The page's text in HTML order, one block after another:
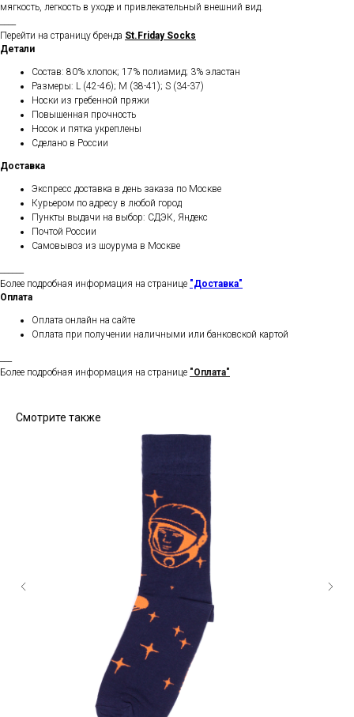
мягкость, легкость в уходе и привлекательный внешний вид.
Перейти на страницу бренда St.Friday Socks
Детали
Состав: 80% хлопок; 17% полиамид; 3% эластан
Размеры: L (42-46); M (38-41); S (34-37)
Носки из гребенной пряжи
Повышенная прочность
Носок и пятка укреплены
Сделано в России
Доставка
Экспресс доставка в день заказа по Москве
Курьером по адресу в любой город
Пункты выдачи на выбор: СДЭК, Яндекс
Почтой России
Самовывоз из шоурума в Москве
Более подробная информация на странице "Доставка"
Оплата
Оплата онлайн на сайте
Оплата при получении наличными или банковской картой
Более подробная информация на странице "Оплата"
Смотрите также